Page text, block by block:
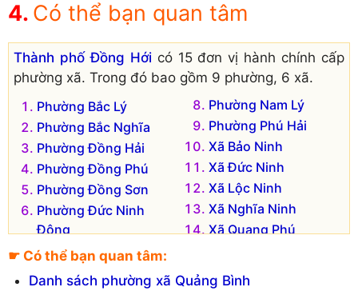
Có thể bạn quan tâm
Thành phố Đồng Hớicó 15 đơn vị hành chính cấp
phường xã. Trong đó bao gồm 9 phường, 6 xã.
Phường Bắc Lý
Phường Bắc Nghĩa
Phường Đồng Hải
Phường Đồng Phú
Phường Đồng Sơn
Phường Đức Ninh
Đông
Phường Hải Thành
Phường Nam Lý
Phường Phú Hải
Xã Bảo Ninh
Xã Đức Ninh
Xã Lộc Ninh
Xã Nghĩa Ninh
Xã Quang Phú
Đơn vị hành chính cũ hiện không còn tồn tại là:
☛ Có thể bạn quan tâm:
Danh sách phường xã Quảng Bình